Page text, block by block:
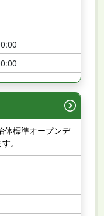
体標準オープンデ
。